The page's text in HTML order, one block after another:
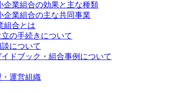
企業組合の効果と主な種類
企業組合の主な共同事業
組合とは
立の手続きについて
について
イドブック・組合事例について
運営組織